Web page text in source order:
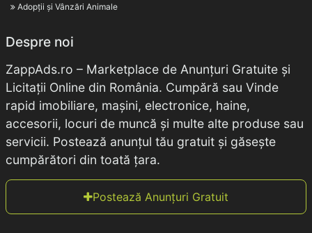
Adopții și Vânzări Animale
Despre noi
ZappAds.ro – Marketplace de Anunțuri Gratuite și
Licitații Online din România. Cumpără sau Vinde
rapid imobiliare, mașini, electronice, haine,
accesorii, locuri de muncă și multe alte produse sau
servicii. Postează anunțul tău gratuit și găsește
cumpărători din toată țara.
Postează Anunțuri Gratuit